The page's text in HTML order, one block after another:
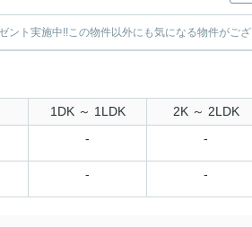
ント実施中!!この物件以外にも気になる物件がご
1DK ～ 1LDK 2K ～ 2LDK
- -
- -